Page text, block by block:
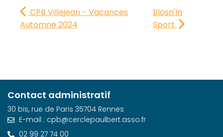
CPB Villejean - Vacances
Automne 2024
Blosn'In
Sport
Contact administratif
30 bis, rue de Paris 35704 Rennes
E-mail : cpb@cerclepaulbert.asso.fr
02 99 27 74 00